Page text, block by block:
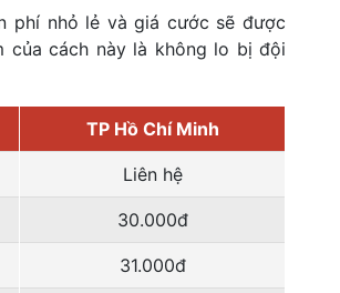
phí nhỏ lẻ và giá cước sẽ được
của cách này là không lo bị đội
TP Hồ Chí Minh
Liên hệ
30.000đ
31.000đ